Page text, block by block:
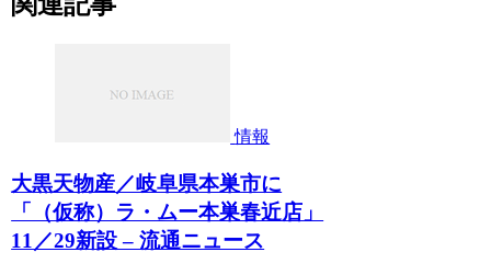
情報
大黒天物産／岐阜県本巣市に
「（仮称）ラ・ムー本巣春近店」
11／29新設 – 流通ニュース